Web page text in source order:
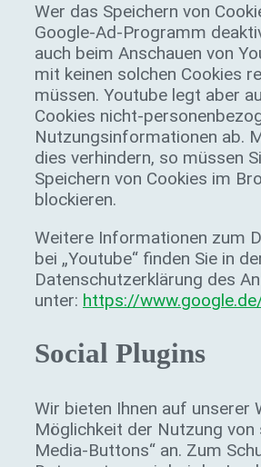
Wer das Speichern von
Google-Ad-Programm
auch beim Anschauen von
mit keinen solchen Cookies
müssen. Youtube legt aber
Cookies nicht-
Nutzungsinformationen ab.
dies verhindern, so müssen
Speichern von Cookies im
blockieren.
Weitere Informationen zum
bei „Youtube“ finden Sie in
Datenschutzerklärung des
unter: https://
Social Plugins
Wir bieten Ihnen auf unserer
Möglichkeit der Nutzung von
Media-Buttons“ an. Zum